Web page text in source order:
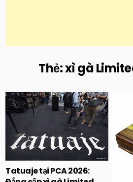
Thẻ:xì gà
Tatuaje tại PCA 2026: